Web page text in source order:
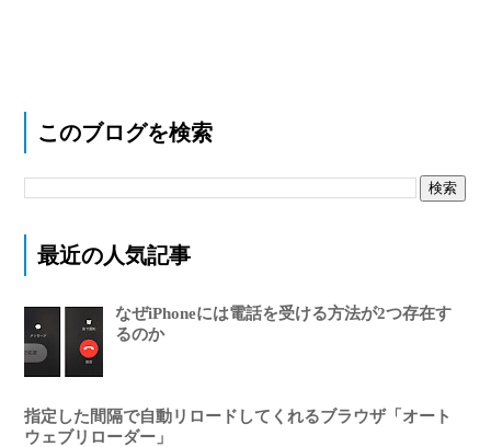
このブログを検索
最近の人気記事
なぜiPhoneには電話を受ける方法が2つ存在す
るのか
指定した間隔で自動リロードしてくれるブラウザ「オート
ウェブリローダー」